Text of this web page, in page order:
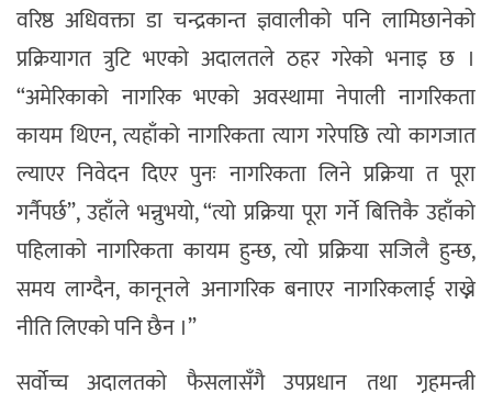
वरिष्ठ अधिवक्ता डा चन्द्रकान्त ज्ञवालीको पनि लामिछानेको
प्रक्रियागत त्रुटि भएको अदालतले ठहर गरेको भनाइ छ ।
“अमेरिकाको नागरिक भएको अवस्थामा नेपाली नागरिकता
कायम थिएन, त्यहाँको नागरिकता त्याग गरेपछि त्यो कागजात
ल्याएर निवेदन दिएर पुनः नागरिकता लिने प्रक्रिया त पूरा
गर्नैपर्छ”, उहाँले भन्नुभयो, “त्यो प्रक्रिया पूरा गर्ने बित्तिकै उहाँको
पहिलाको नागरिकता कायम हुन्छ, त्यो प्रक्रिया सजिलै हुन्छ,
समय लाग्दैन, कानूनले अनागरिक बनाएर नागरिकलाई राख्ने
नीति लिएको पनि छैन ।”
सर्वोच्च अदालतको फैसलासँगै उपप्रधान तथा गृहमन्त्री